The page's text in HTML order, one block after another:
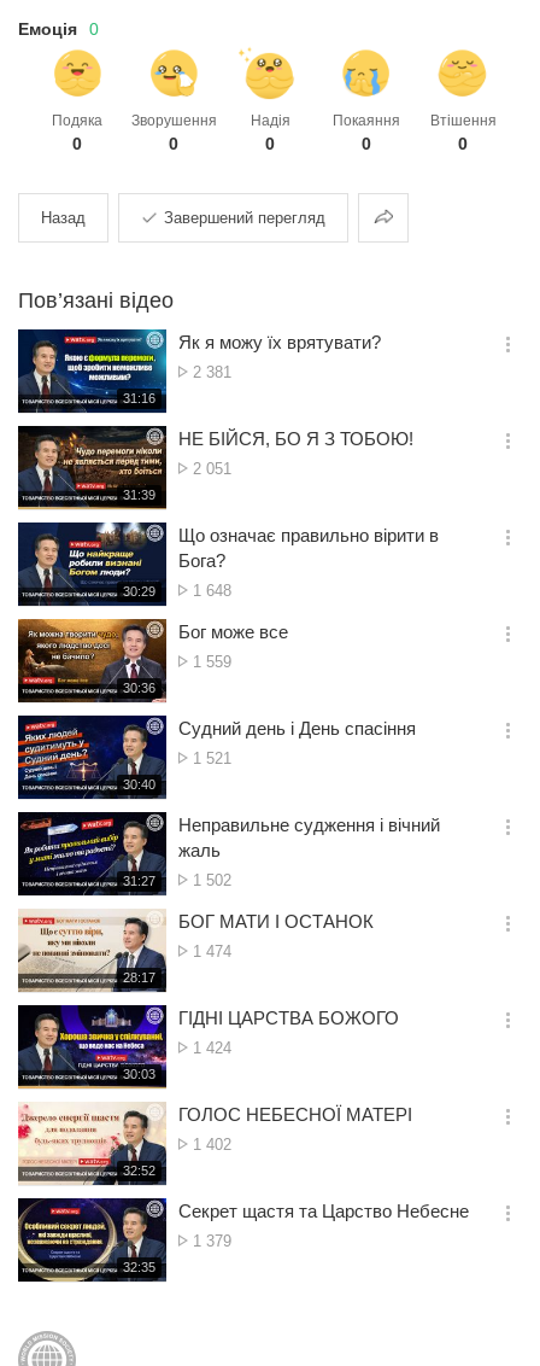
Емоція 0
Подяка
0
Зворушення
0
Надія
0
Покаяння
0
Втішення
0
Назад Завершений перегляд Поділитися
Пов’язані відео
재
생
시
간
31:16
Як я можу їх врятувати?
Кількість
2 381
옵
기
재
생
시
간
31:39
НЕ БІЙСЯ, БО Я З ТОБОЮ!
Кількість
2 051
옵
기
재
생
시
간
30:29
Що означає правильно вірити в
Бога?
Кількість
1 648
옵
기
재
생
시
간
30:36
Бог може все
Кількість
1 559
옵
기
재
생
시
간
30:40
Судний день і День спасіння
Кількість
1 521
옵
기
재
생
시
간
31:27
Неправильне судження і вічний
жаль
Кількість
1 502
옵
기
재
생
시
간
28:17
БОГ МАТИ І ОСТАНОК
Кількість
1 474
옵
기
재
생
시
간
30:03
ГІДНІ ЦАРСТВА БОЖОГО
Кількість
1 424
옵
기
재
생
시
간
32:52
ГОЛОС НЕБЕСНОЇ МАТЕРІ
Кількість
1 402
옵
기
재
생
32:35
Секрет щастя та Царство Небесне
Кількість
1 379
옵